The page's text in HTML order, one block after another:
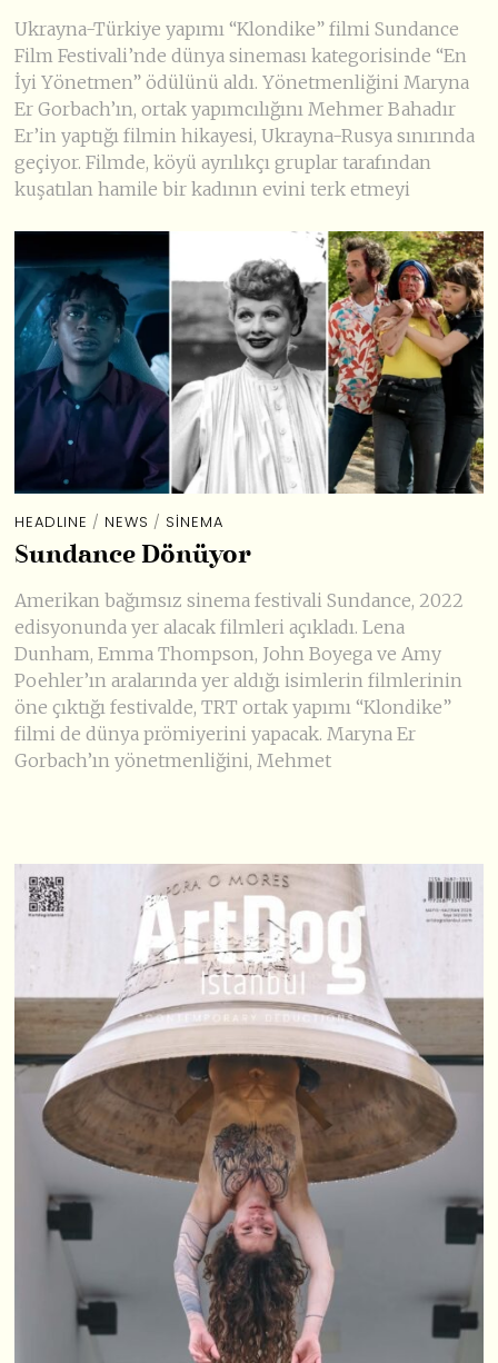
Ukrayna-Türkiye yapımı “Klondike” filmi Sundance
Film Festivali’nde dünya sineması kategorisinde “En
İyi Yönetmen” ödülünü aldı. Yönetmenliğini Maryna
Er Gorbach’ın, ortak yapımcılığını Mehmer Bahadır
Er’in yaptığı filmin hikayesi, Ukrayna-Rusya sınırında
geçiyor. Filmde, köyü ayrılıkçı gruplar tarafından
kuşatılan hamile bir kadının evini terk etmeyi
HEADLINE / NEWS / SINEMA
Sundance Dönüyor
Amerikan bağımsız sinema festivali Sundance, 2022
edisyonunda yer alacak filmleri açıkladı. Lena
Dunham, Emma Thompson, John Boyega ve Amy
Poehler’ın aralarında yer aldığı isimlerin filmlerinin
öne çıktığı festivalde, TRT ortak yapımı “Klondike”
filmi de dünya prömiyerini yapacak. Maryna Er
Gorbach’ın yönetmenliğini, Mehmet